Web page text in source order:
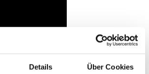
Details Über Cookies